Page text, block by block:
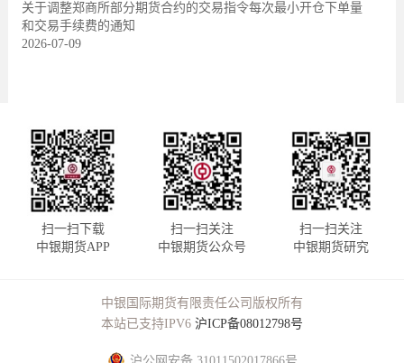
关于调整郑商所部分期货合约的交易指令每次最小开仓下单量
和交易手续费的通知
2026-07-09
扫一扫下载
中银期货APP
扫一扫关注
中银期货公众号
扫一扫关注
中银期货研究
中银国际期货有限责任公司版权所有
本站已支持IPV6 沪ICP备08012798号